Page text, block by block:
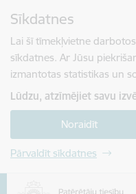
Sīkdatnes
Lai šī tīmekļvietne
sīkdatnes. Ar Jūsu
izmantotas statistikas un
Lūdzu, atzīmējiet savu
Noraidīt
Pārvaldīt sīkdatnes